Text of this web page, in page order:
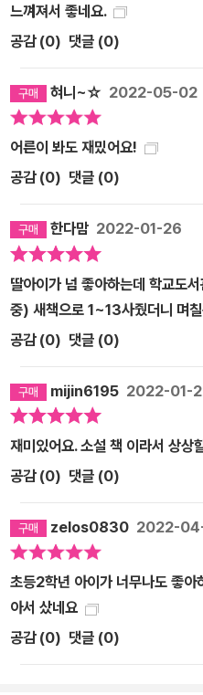
느껴져서 좋네요.
공감 (0) 댓글 (0)
혀니~☆ 2022-05-02
어른이 봐도 재밌어요!
공감 (0) 댓글 (0)
한다맘 2022-01-26
딸아이가 넘 좋아하는데 학교도
중) 새책으로 1~13사줬더니 며
공감 (0) 댓글 (0)
mijin6195 2022-01-
재미있어요. 소설 책 이라서 상상
공감 (0) 댓글 (0)
zelos0830 2022-
초등2학년 아이가 너무나도 좋
아서 샀네요
공감 (0) 댓글 (0)